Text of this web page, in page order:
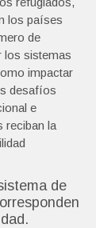
los países
de
los sistemas
impactar
desafíos
e
reciban la
de